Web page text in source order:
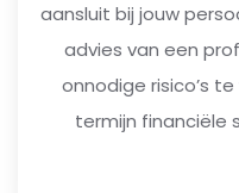
aansluit bij jouw
advies van een
onnodige risico’s
termijn financiële